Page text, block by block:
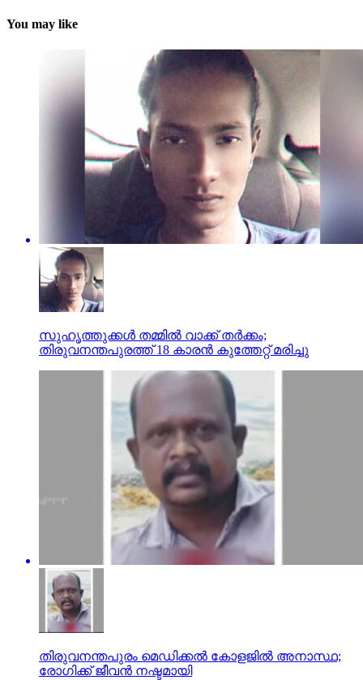
You may like
സുഹൃത്തുക്കള്‍ തമ്മില്‍ വാക്ക് തര്‍ക്കം;
തിരുവനന്തപുരത്ത് 18 കാരന്‍ കുത്തേറ്റ് മരിച്ചു
തിരുവനന്തപുരം മെഡിക്കല്‍ കോളജില്‍ അനാസ്ഥ;
രോഗിക്ക് ജീവന്‍ നഷ്ടമായി